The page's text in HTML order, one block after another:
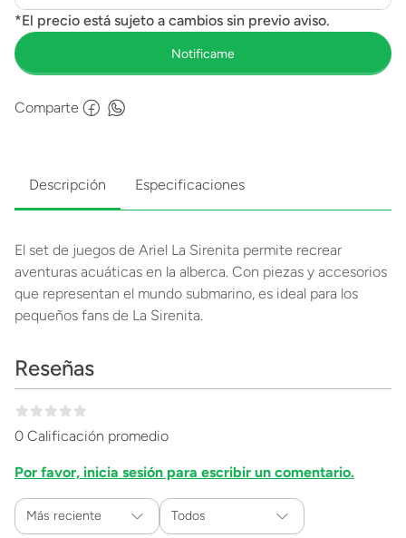
Comparte
Descripción Especificaciones
El set de juegos de Ariel La Sirenita permite recrear
aventuras acuáticas en la alberca. Con piezas y accesorios
que representan el mundo submarino, es ideal para los
pequeños fans de La Sirenita.
Reseñas
0 Calificación promedio
Por favor, inicia sesión para escribir un comentario.
Más reciente Todos